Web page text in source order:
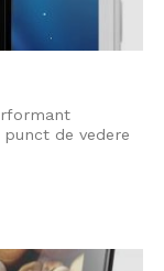
de vedere